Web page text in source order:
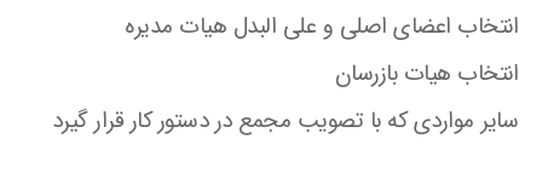
انتخاب اعضای اصلی و علی البدل هیات مدیره
انتخاب هیات بازرسان
سایر مواردی که با تصویب مجمع در دستور کار قرار گیرد